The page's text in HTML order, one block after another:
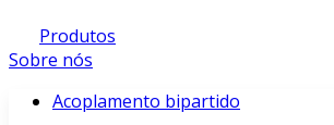
Produtos
Sobre nós
Acoplamento bipartido